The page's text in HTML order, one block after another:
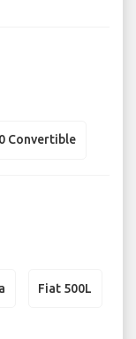
Convertible
Fiat 500L